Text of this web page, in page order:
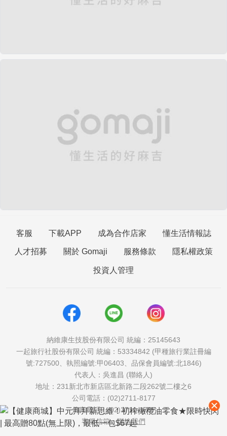
客服 下載APP 成為合作店家 懂生活情報誌
人才招募 關於 Gomaji 服務條款 隱私權政策
投資人管理
納維康生技股份有限公司 統編：25145643
一起旅行社股份有限公司 統編：53334842 (甲種旅行業註冊編
號:727500、執照編號:甲06403、品保會員編號:北1846)
代表人：吳進昌 (聯絡人)
地址：231新北市新店區北新路二段262號二樓之6
公司電話：(02)2711-8177
傳真電話：(02)2711-1757
客服信箱：聯絡我們